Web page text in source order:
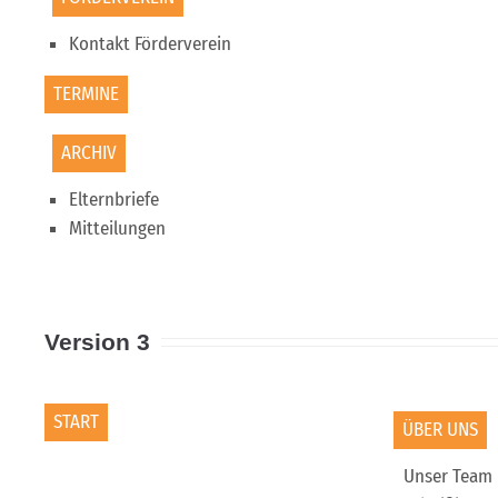
Kontakt Förderverein
TERMINE
ARCHIV
Elternbriefe
Mitteilungen
Version 3
START
ÜBER UNS
Unser Team